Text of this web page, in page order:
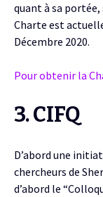
quant à sa
Charte est
Décembre 2020.
Pour obtenir la
3. CIFQ
D’abord une
chercheurs de
d’abord le